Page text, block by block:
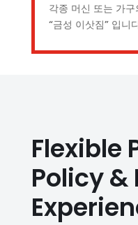
각종 머신 또는 가
“금성 이삿짐” 입니
Flexible
Policy &